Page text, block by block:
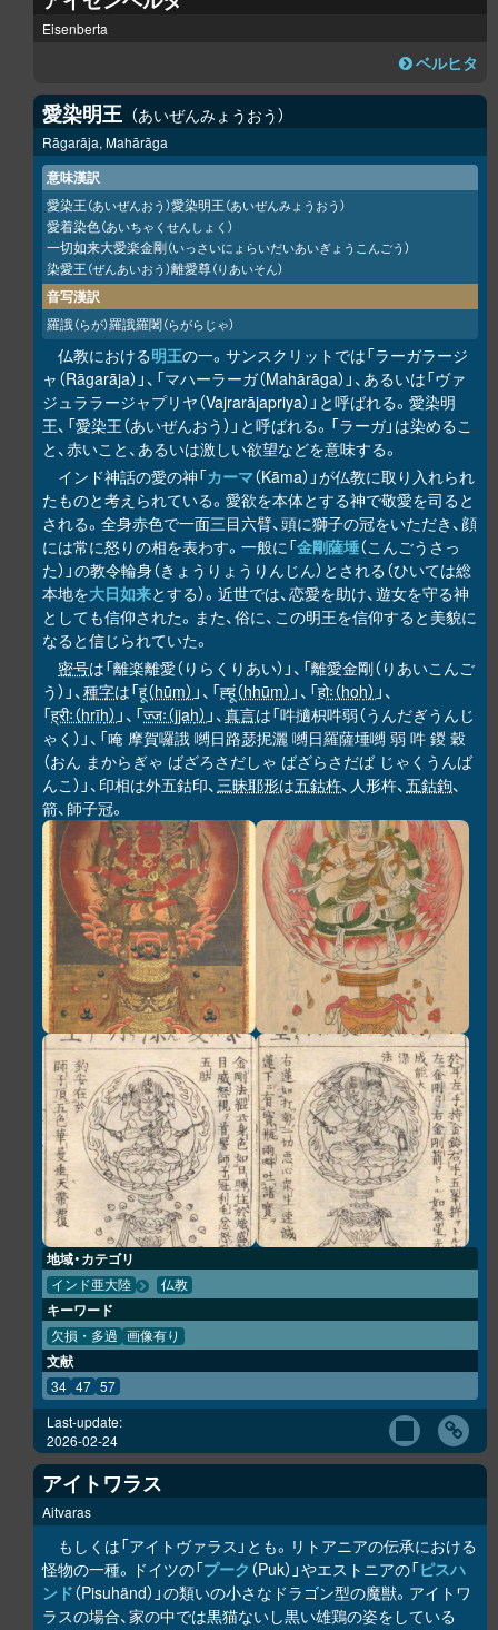
Eisenberta
ベルヒタ
愛染明王 あいぜんみょうおう
Rāgarāja, Mahārāga
意味漢訳
愛染王（あいぜんおう）愛染明王（あいぜんみょうおう）
愛着染色（あいちゃくせんしょく）
一切如来大愛楽金剛（いっさいにょらいだいあいぎょうこんごう）
染愛王（ぜんあいおう）離愛尊（りあいそん）
音写漢訳
羅誐（らが）羅誐羅闍（らがらじゃ）
仏教における明王の一。サンスクリットでは「ラーガラージ
ャ（Rāgarāja）」、「マハーラーガ（Mahārāga）」、あるいは「ヴァ
ジュララージャプリヤ（Vajrarājapriya）」と呼ばれる。愛染明
王、「愛染王（あいぜんおう）」と呼ばれる。「ラーガ」は染めるこ
と、赤いこと、あるいは激しい欲望などを意味する。
インド神話の愛の神「カーマ（Kāma）」が仏教に取り入れられ
たものと考えられている。愛欲を本体とする神で敬愛を司ると
される。全身赤色で一面三目六臂、頭に獅子の冠をいただき、顔
には常に怒りの相を表わす。一般に「金剛薩埵（こんごうさっ
た）」の教令輪身（きょうりょうりんじん）とされる（ひいては総
本地を大日如来とする）。近世では、恋愛を助け、遊女を守る神
としても信仰された。また、俗に、この明王を信仰すると美貌に
なると信じられていた。
密号は「離楽離愛（りらくりあい）」、「離愛金剛（りあいこんご
う）」、種字は「हूं（hūṃ） 」、「ह्हूं（hhūṃ） 」、「होः（hoḥ） 」、
「ह्रीः（hrīḥ） 」、「ज्जः（jjaḥ） 」、真言は「吽擿枳吽弱（うんだぎうんじ
ゃく）」、「唵 摩賀囉誐 嚩日路瑟抳灑 嚩日羅薩埵嚩 弱 吽 鍐 穀
（おん まからぎゃ ばざろさだしゃ ばざらさだば じゃくうんば
んこ）」、印相は外五鈷印、三昧耶形は五鈷杵、人形杵、五鈷鉤、
箭、師子冠。
地域・カテゴリ
インド亜大陸 仏教
キーワード
欠損・多過 画像有り
文献
34 47 57
Last-update:
2026-02-24
アイトワラス
Aitvaras
もしくは「アイトヴァラス」とも。リトアニアの伝承における
怪物の一種。ドイツの「プーク （Puk）」やエストニアの「ピスハ
ンド（Pisuhänd）」の類いの小さなドラゴン型の魔獣。アイトワ
ラスの場合、家の中では黒猫ないし黒い雄鶏の姿をしている